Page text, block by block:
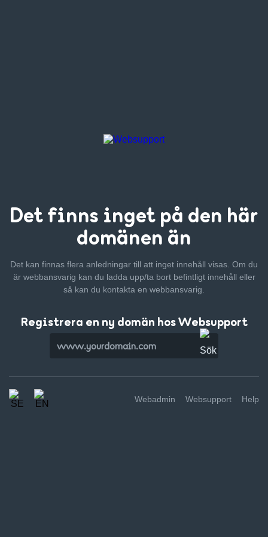
Det finns inget på den här
domänen än
Det kan finnas flera anledningar till att inget innehåll visas. Om du
är webbansvarig kan du ladda upp/ta bort befintligt innehåll eller
så kan du kontakta en webbansvarig.
Registrera en ny domän hos Websupport
Webadmin Websupport Help